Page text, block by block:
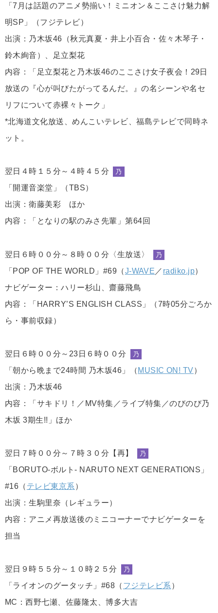
「7月は話題のアニメ勢揃い！ミニオン＆ここさけ魅力解
明SP」（フジテレビ）
出演：乃木坂46（秋元真夏・井上小百合・佐々木琴子・
鈴木絢音）、足立梨花
内容：「足立梨花と乃木坂46のここさけ女子夜会！29日
放送の『心が叫びたがってるんだ。』の名シーンや名セ
リフについて赤裸々トーク」
*北海道文化放送、めんこいテレビ、福島テレビで同時ネ
ット。
翌日４時１５分～４時４５分 乃
「開運音楽堂」（TBS）
出演：衛藤美彩 ほか
内容：「となりの駅のみさ先輩」第64回
翌日６時００分～８時００分〈生放送〉 乃
「POP OF THE WORLD」#69（J-WAVE ／ radiko.jp）
ナビゲーター：ハリー杉山、齋藤飛鳥
内容：「HARRY’S ENGLISH CLASS」（7時05分ごろか
ら・事前収録）
翌日６時００分～23日６時００分 乃
「朝から晩まで24時間 乃木坂46」（ MUSIC ON! TV）
出演：乃木坂46
内容：「サキドリ！／MV特集／ライブ特集／のびのび乃
木坂 3期生!!」ほか
翌日７時００分～７時３０分【再】 乃
「BORUTO-ボルト- NARUTO NEXT GENERATIONS」
#16（ テレビ東京系 ）
出演：生駒里奈（レギュラー）
内容：アニメ再放送後のミニコーナーでナビゲーターを
担当
翌日９時５５分～１０時２５分 乃
「ライオンのグータッチ」#68（ フジテレビ系 ）
MC：西野七瀬、佐藤隆太、博多大吉